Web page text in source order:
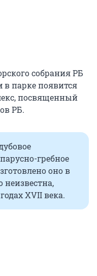
собрания РБ
парке появится
посвященный
РБ.
гребное
оно в
неизвестна,
XVII века.